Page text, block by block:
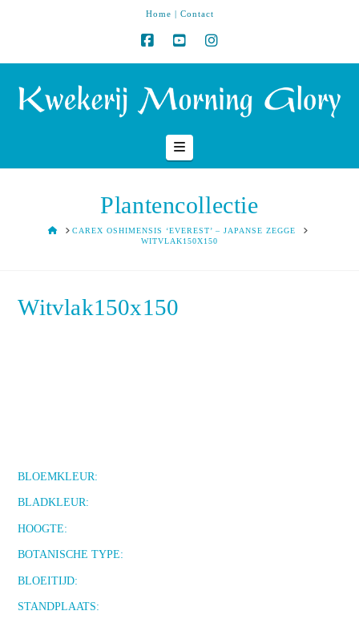
Home | Contact
Navigation
Plantencollectie
HOMECAREX OSHIMENSIS ‘EVEREST’ – JAPANSE ZEGGE
WITVLAK150X150
Witvlak150x150
BLOEMKLEUR:
BLADKLEUR:
HOOGTE:
BOTANISCHE TYPE:
BLOEITIJD:
STANDPLAATS: